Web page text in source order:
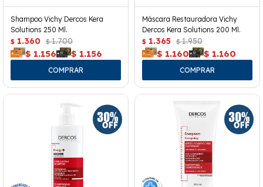
Shampoo Vichy Dercos Kera
Solutions 250 Ml.
$ 1.360 $ 1.700
$ 1.156 $ 1.156
Máscara Restauradora Vichy
Dercos Kera Solutions 200 Ml.
$ 1.365 $ 1.950
$ 1.160 $ 1.160